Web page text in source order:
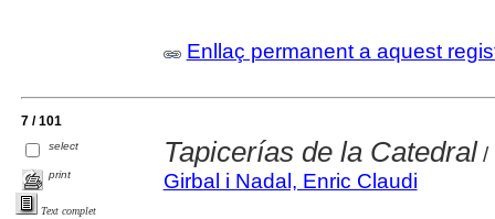
Enllaç permanent a aquest
7 / 101
select
print
Text complet
Tapicerías de la Catedral/
Girbal i Nadal, Enric Claudi